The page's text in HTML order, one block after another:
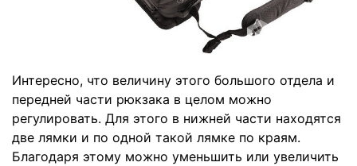
Интересно, что величину этого большого отдела и
передней части рюкзака в целом можно
регулировать. Для этого в нижней части находятся
две лямки и по одной такой лямке по краям.
Благодаря этому можно уменьшить или увеличить